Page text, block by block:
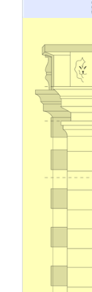
die
die
Im
die
des
für
bei der
durch
mehr als